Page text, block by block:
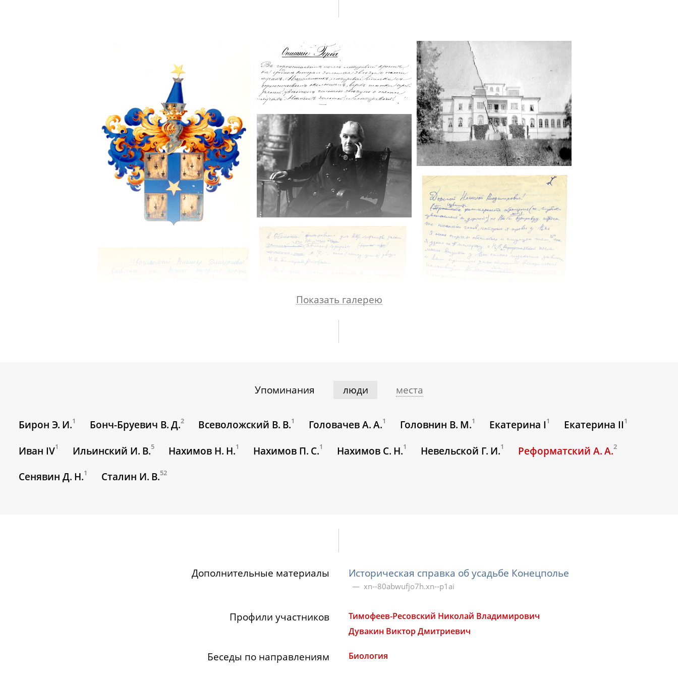
Тимофееву-
Ресовскому
Тимофееву-
Ресовскому
Тимофеева-Ресовского
Показать галерею
Упоминания люди места
Бирон Э. И.1 Бонч-Бруевич В. Д.2 Всеволожский В. В.1 Головачев А. А.1 Головнин В. М.1 Екатерина I1 Екатерина II1
Иван IV1 Ильинский И. В.5 Нахимов Н. Н.1 Нахимов П. С.1 Нахимов С. Н.1 Невельской Г. И.1 Реформатский А. А.2
Сенявин Д. Н.1 Сталин И. В.52
Дополнительные материалы Историческая справка об усадьбе Конецполье
xn--80abwufjo7h.xn--p1ai
Профили участников
Тимофеев-Ресовский Николай Владимирович
Дувакин Виктор Дмитриевич
Беседы по направлениям Биология